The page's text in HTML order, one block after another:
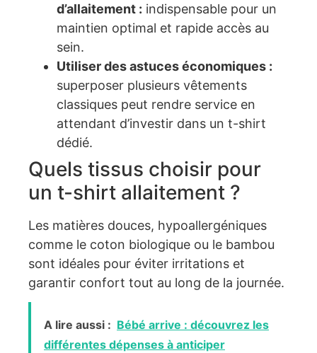
d’allaitement : indispensable pour un
maintien optimal et rapide accès au
sein.
Utiliser des astuces économiques :
superposer plusieurs vêtements
classiques peut rendre service en
attendant d’investir dans un t-shirt
dédié.
Quels tissus choisir pour
un t-shirt allaitement ?
Les matières douces, hypoallergéniques
comme le coton biologique ou le bambou
sont idéales pour éviter irritations et
garantir confort tout au long de la journée.
A lire aussi : Bébé arrive : découvrez les
différentes dépenses à anticiper